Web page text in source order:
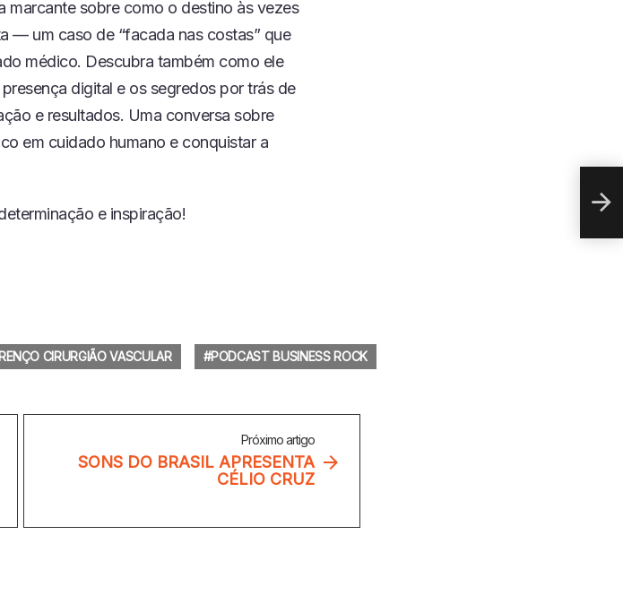
marcante sobre como o destino às vezes
— um caso de “facada nas costas” que
médico. Descubra também como ele
digital e os segredos por trás de
e resultados. Uma conversa sobre
em cuidado humano e conquistar a
e inspiração!
CIRURGIÃO VASCULAR PODCAST BUSINESS ROCK
Próximo artigo
SONS DO BRASIL APRESENTA
CÉLIO CRUZ